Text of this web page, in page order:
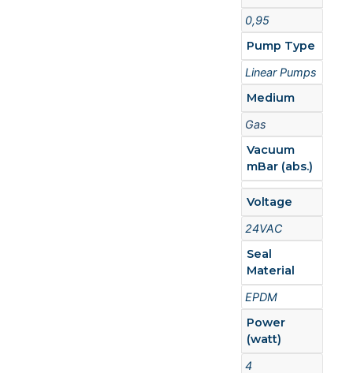
0,95
Pump Type
Linear Pumps
Medium
Gas
Vacuum
mBar (abs.)
Voltage
24VAC
Seal
Material
EPDM
Power
(watt)
4